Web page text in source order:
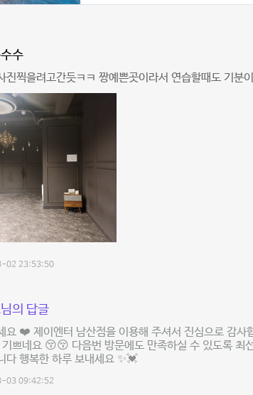
수
진찍을려고간듯ㅋㅋ 짱예쁜곳이라서 연습할때도 기분
02 23:53:50
의 답글
요 ❤️ 제이엔터 남산점을 이용해 주셔서 진심으로 감사
쁘네요 😚😚 다음번 방문에도 만족하실 수 있도록 최
다 행복한 하루 보내세요 ✨💓
03 09:42:52